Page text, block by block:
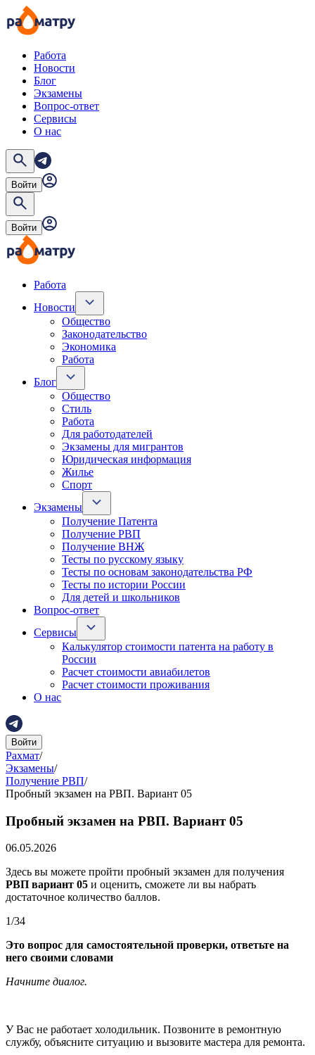
Работа
Новости
Блог
Экзамены
Вопрос-ответ
Сервисы
О нас
Войти
Войти
Работа
Новости
Общество
Законодательство
Экономика
Работа
Блог
Общество
Стиль
Работа
Для работодателей
Экзамены для мигрантов
Юридическая информация
Жилье
Спорт
Экзамены
Получение Патента
Получение РВП
Получение ВНЖ
Тесты по русскому языку
Тесты по основам законодательства РФ
Тесты по истории России
Для детей и школьников
Вопрос-ответ
Сервисы
Калькулятор стоимости патента на работу в
России
Расчет стоимости авиабилетов
Расчет стоимости проживания
О нас
Войти
Рахмат/
Экзамены/
Получение РВП/
Пробный экзамен на РВП. Вариант 05
Пробный экзамен на РВП. Вариант 05
06.05.2026
Здесь вы можете пройти пробный экзамен для получения
РВП вариант 05 и оценить, сможете ли вы набрать
достаточное количество баллов.
1/34
Это вопрос для самостоятельной проверки, ответьте на
него своими словами
Начните диалог.
У Вас не работает холодильник. Позвоните в ремонтную
службу, объясните ситуацию и вызовите мастера для ремонта.